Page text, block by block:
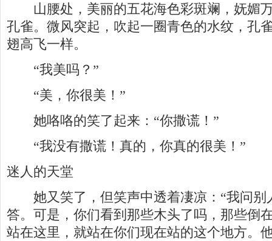
山腰处，美丽的五花海色彩斑斓，妩媚
孔雀。微风突起，吹起一圈青色的水纹，孔
翅高飞一样。
“我美吗？”
“美，你很美！”
她咯咯的笑了起来：“你撒谎！”
“我没有撒谎！真的，你真的很美！”
迷人的天堂
她又笑了，但笑声中透着凄凉：“我问别
答。可是，你们看到那些木头了吗，那些倒
站在这里，就站在你们现在站的这个地方。